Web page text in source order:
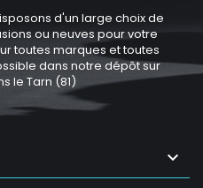
d'un large choix de
ou neuves pour votre
toutes marques et toutes
dans notre dépôt sur
le Tarn (81)
